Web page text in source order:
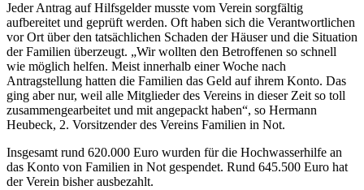
Jeder Antrag auf Hilfsgelder musste vom Verein sorgfältig
aufbereitet und geprüft werden. Oft haben sich die Verantwortlichen
vor Ort über den tatsächlichen Schaden der Häuser und die Situation
der Familien überzeugt. „Wir wollten den Betroffenen so schnell
wie möglich helfen. Meist innerhalb einer Woche nach
Antragstellung hatten die Familien das Geld auf ihrem Konto. Das
ging aber nur, weil alle Mitglieder des Vereins in dieser Zeit so toll
zusammengearbeitet und mit angepackt haben“, so Hermann
Heubeck, 2. Vorsitzender des Vereins Familien in Not.
Insgesamt rund 620.000 Euro wurden für die Hochwasserhilfe an
das Konto von Familien in Not gespendet. Rund 645.500 Euro hat
der Verein bisher ausbezahlt.